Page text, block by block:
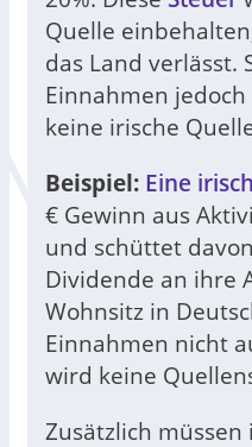
Quelle
das Land verlässt.
Einnahmen
keine irische
Beispiel: Eine
€ Gewinn aus
und schüttet
Dividende an ihre
Wohnsitz in
Einnahmen nicht
wird keine
Zusätzlich